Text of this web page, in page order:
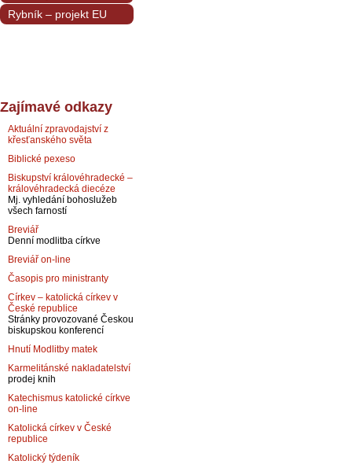
Rybník – projekt EU
Zajímavé odkazy
Aktuální zpravodajství z
křesťanského světa
Biblické pexeso
Biskupství královéhradecké –
královéhradecká diecéze
Mj. vyhledání bohoslužeb
všech farností
Breviář
Denní modlitba církve
Breviář on-line
Časopis pro ministranty
Církev – katolická církev v
České republice
Stránky provozované Českou
biskupskou konferencí
Hnutí Modlitby matek
Karmelitánské nakladatelství
prodej knih
Katechismus katolické církve
on-line
Katolická církev v České
republice
Katolický týdeník